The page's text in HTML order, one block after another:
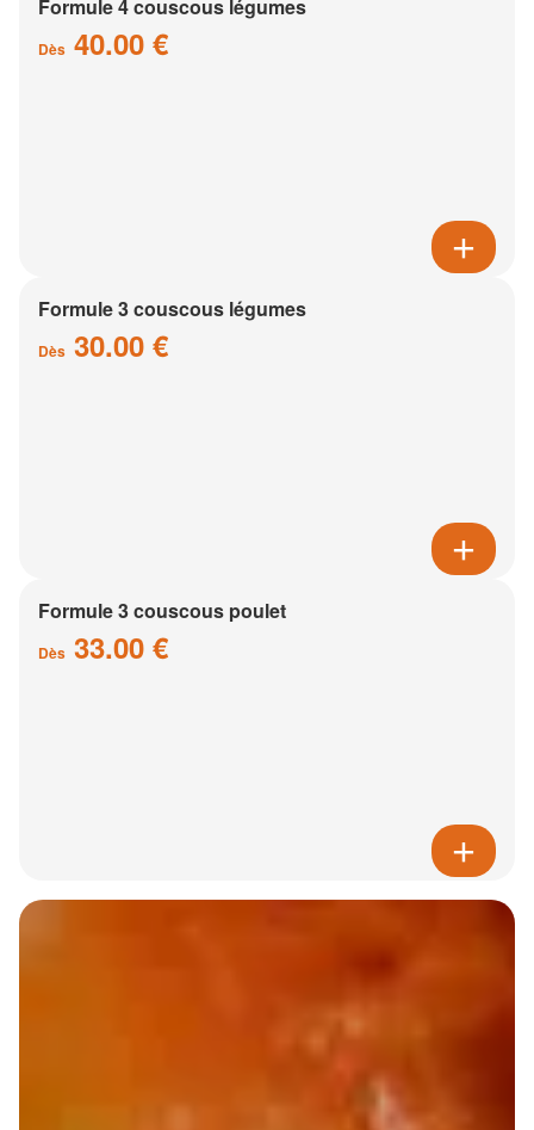
Formule 4 couscous légumes
Dès 40.00 €
Formule 3 couscous légumes
Dès 30.00 €
Formule 3 couscous poulet
Dès 33.00 €